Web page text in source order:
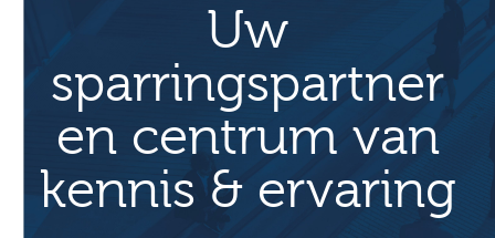
i
g
a
i
Uw
sparringspartner
en centrum van
kennis & ervaring